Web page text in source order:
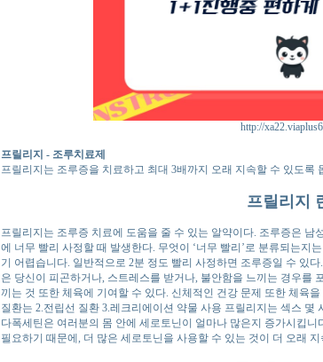
http://
프릴리지 - 조루치료제
프릴리지는 조루증을 치료하고 최대 3배까지 오래 지속할 수 있도록
프릴리지
프릴리지는 조루증 치료에 도움을 줄 수 있는 알약이다. 조루증은
에 너무 빨리 사정할 때 발생한다. 무엇이 ‘너무 빨리’로 분류되는지
기 어렵습니다. 일반적으로 2분 정도 빨리 사정하면 조루증일 수 있
은 당신이 피곤하거나, 스트레스를 받거나, 불안함을 느끼는 경우를
끼는 것 또한 체육에 기여할 수 있다. 신체적인 건강 문제 또한 체육
질환는 2.전립선 질환 3.레크리에이션 약물 사용 프릴리지는 섹스 몇
다폭세틴은 여러분의 몸 안에 세로토닌이 얼마나 많은지 증가시킵
필요하기 때문에, 더 많은 세로토닌을 사용할 수 있는 것이 더 오래